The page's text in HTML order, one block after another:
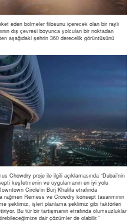
eden bölmeler filosunu içerecek olan bir raylı
dış çevresi boyunca yolcuları bir noktadan
aşağıdaki şehrin 360 derecelik görüntüsünü
Chowdry proje ile ilgili açıklamasında “Dubai’nin
keşfetmenin ve uygulamanın en iyi yolu
Circle’ın Burj Khalifa etrafında
Remess ve Crowdry konsept tasarımının
şeklimiz, işleri planlama şeklimiz gibi faktörleri
Bu tür bir tartışmanın etrafında olumsuzluklar
dair çözümler de olabilir.”